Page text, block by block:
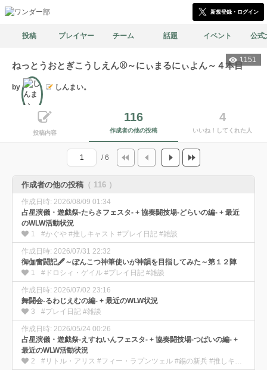
新規登録・ログイン
投稿 プレイヤー チーム 話題 イベント 公式
1151
ねっとうおとぎこうしえん⚾️～にぃまるにぃよん～４本目
by しんまい。
投稿内容
116
作成者の他の投稿
4
いいね！してくれた人
/ 6
作成者の他の投稿 （ 116 ）
作成日時: 2026/08/09 01:34
占星演儀・遊戯祭-たらさフェスタ- + 協奏闘技場-どらいの編- + 最近
のWLW活動状況
1
#かぐや #推しキャスト #プレイ日記 #雑談
作成日時: 2026/07/31 22:32
御伽奮闘記🖋️～ぽんこつ神筆使いが神韻を目指してみた～第１２陣
1
#ドロシィ・ゲイル #プレイ日記 #雑談
作成日時: 2026/07/02 23:16
舞闘会-るわじえむの編- + 最近のWLW状況
3
#プレイ日記 #雑談
作成日時: 2026/05/24 00:26
占星演儀・遊戯祭-えすねいんフェスタ- + 協奏闘技場-つばいの編- +
最近のWLW活動状況
2
#リトル・アリス #フィー・ラプンツェル #錫の新兵 #推しキャスト #プレイ日記 #動画 #雑談